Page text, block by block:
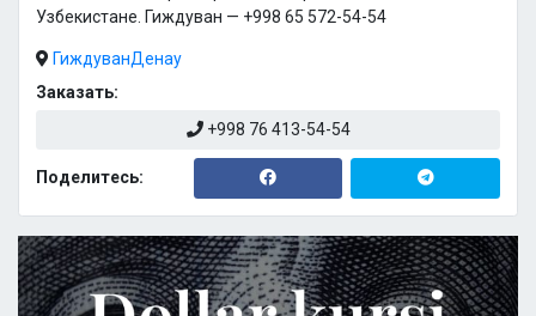
Узбекистане. Гиждуван — +998 65 572-54-54
ГиждуванДенау
Заказать:
+998 76 413-54-54
Поделитесь: